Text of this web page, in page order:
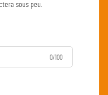
sous peu.
0/100